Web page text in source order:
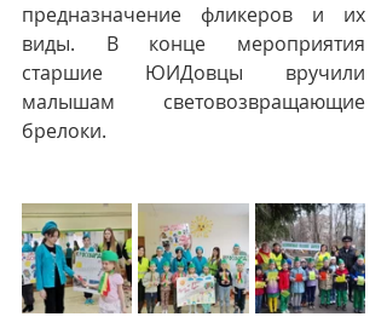
предназначение фликеров и их
виды. В конце мероприятия
старшие ЮИДовцы вручили
малышам световозвращающие
брелоки.